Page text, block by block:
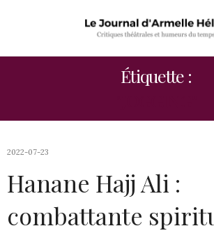
Étiquette :
2022-07-23
Hanane Hajj Ali :
combattante